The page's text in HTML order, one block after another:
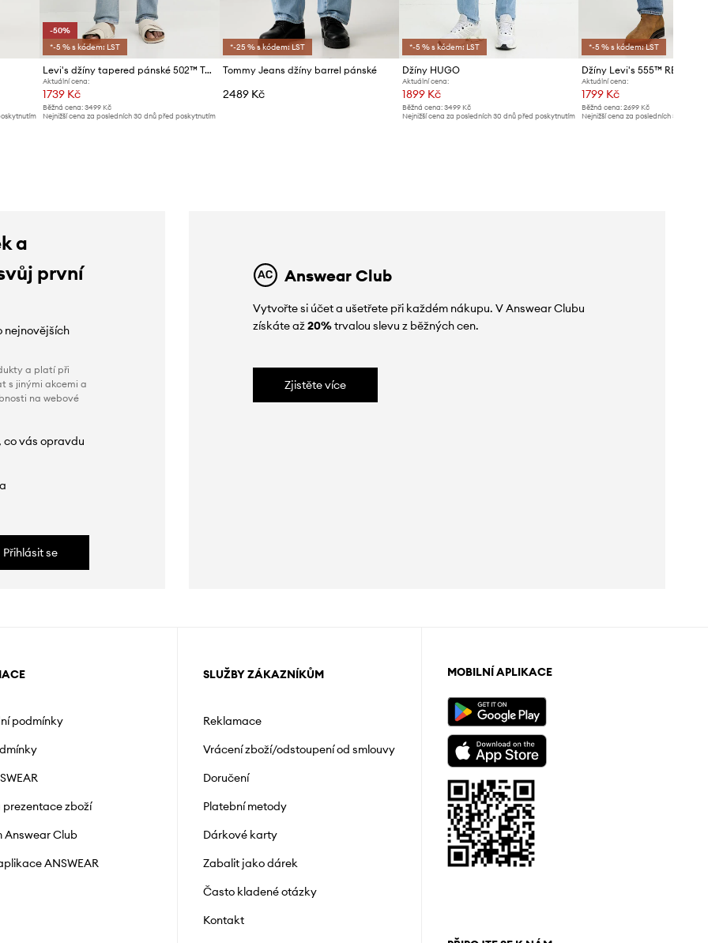
-50%
*-5 % s kódem: LST
Levi's džíny tapered pánské 502™ TAPER
Aktuální cena:
1739 Kč
Běžná cena: 3499 Kč
Nejnižší cena za posledních 30 dnů před poskytnutím
*-25 % s kódem: LST
Tommy Jeans džíny barrel pánské
2489 Kč
*-5 % s kódem: LST
Džíny HUGO
Aktuální cena:
1899 Kč
Běžná cena:3499 Kč
Nejnižší cena za posledních 30 dnů před poskytnutím
*-5 % s kódem: LST
Aktuální cena:
1799 Kč
Běžná cena: 2699 Kč
Nejnižší cena za posledních 30 dnů
a
první
nejnovějších
a platí při
s jinými akcemi a
na webové
co vás opravdu
Přihlásit se
Answear Club
Vytvořte si účet a ušetřete při každém nákupu. V Answear Clubu
získáte až20%trvalou slevu z běžných cen.
Zjistěte více
podmínky
prezentace zboží
Answear Club
ANSWEAR
SLUŽBY ZÁKAZNÍKŮM
Reklamace
Vrácení zboží/odstoupení od smlouvy
Doručení
Platební metody
Dárkové karty
Zabalit jako dárek
Často kladené otázky
Kontakt
MOBILNÍ APLIKACE